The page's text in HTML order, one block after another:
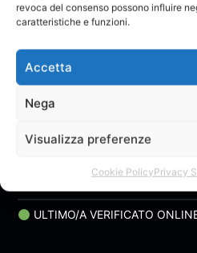
revoca del consenso possono influire
caratteristiche e funzioni.
Accetta
Nega
Visualizza preferenze
Cookie PolicyPrivacy
E’ gia’ Domani
ULTIMO/A VERIFICATO